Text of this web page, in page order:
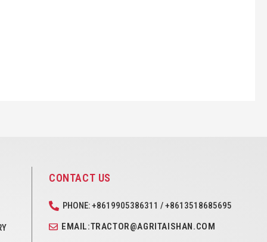
CONTACT US
PHONE: +8619905386311 / +8613518685695
EMAIL:TRACTOR@AGRITAISHAN.COM